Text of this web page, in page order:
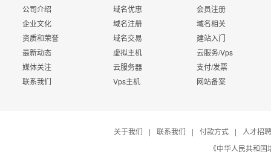
公司介绍
企业文化
资质和荣誉
最新动态
媒体关注
联系我们
域名优惠
域名注册
域名交易
虚拟主机
云服务器
Vps主机
会员注册
域名相关
建站入门
云服务/Vps
支付/发票
网站备案
关于我们 | 联系我们 | 付款方式 |
人才招聘
《中华人民共和